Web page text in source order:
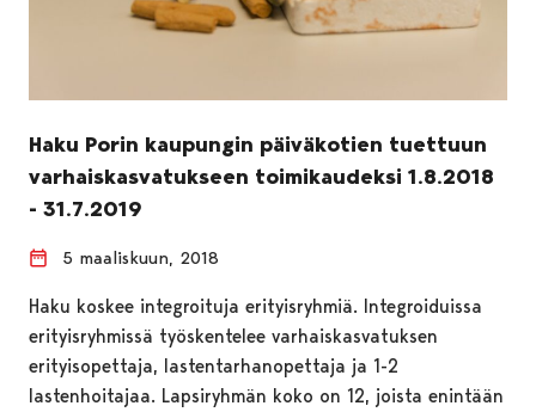
Haku Porin kaupungin päiväkotien tuettuun
varhaiskasvatukseen toimikaudeksi 1.8.2018
- 31.7.2019
5 maaliskuun, 2018
Haku koskee integroituja erityisryhmiä. Integroiduissa
erityisryhmissä työskentelee varhaiskasvatuksen
erityisopettaja, lastentarhanopettaja ja 1-2
lastenhoitajaa. Lapsiryhmän koko on 12, joista enintään